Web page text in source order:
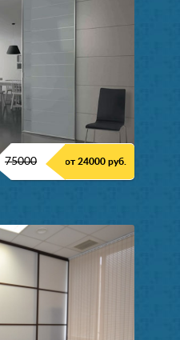
75000 от 24000 руб.